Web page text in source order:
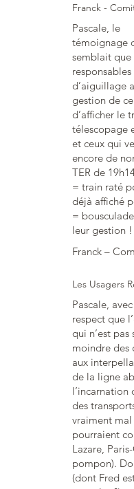
Franck -
Pascale, le
témoignage
semblait
d’aiguillage
gestion de
d’afficher le
télescopage
et ceux qui
encore de
TER de
= train raté
déjà affiché
=
leur gestion !
Franck –
Les Usagers
Pascale,
respect que
qui n’est
moindre des
aux
de la ligne
l’incarnation
des
vraiment mal
pourraient
Lazare,
pompon).
(dont Fred